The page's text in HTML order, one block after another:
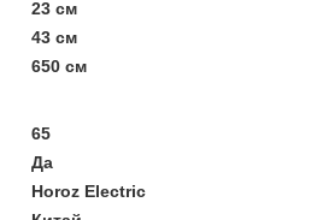
23 см
43 см
650 см
65
Да
Horoz Electric